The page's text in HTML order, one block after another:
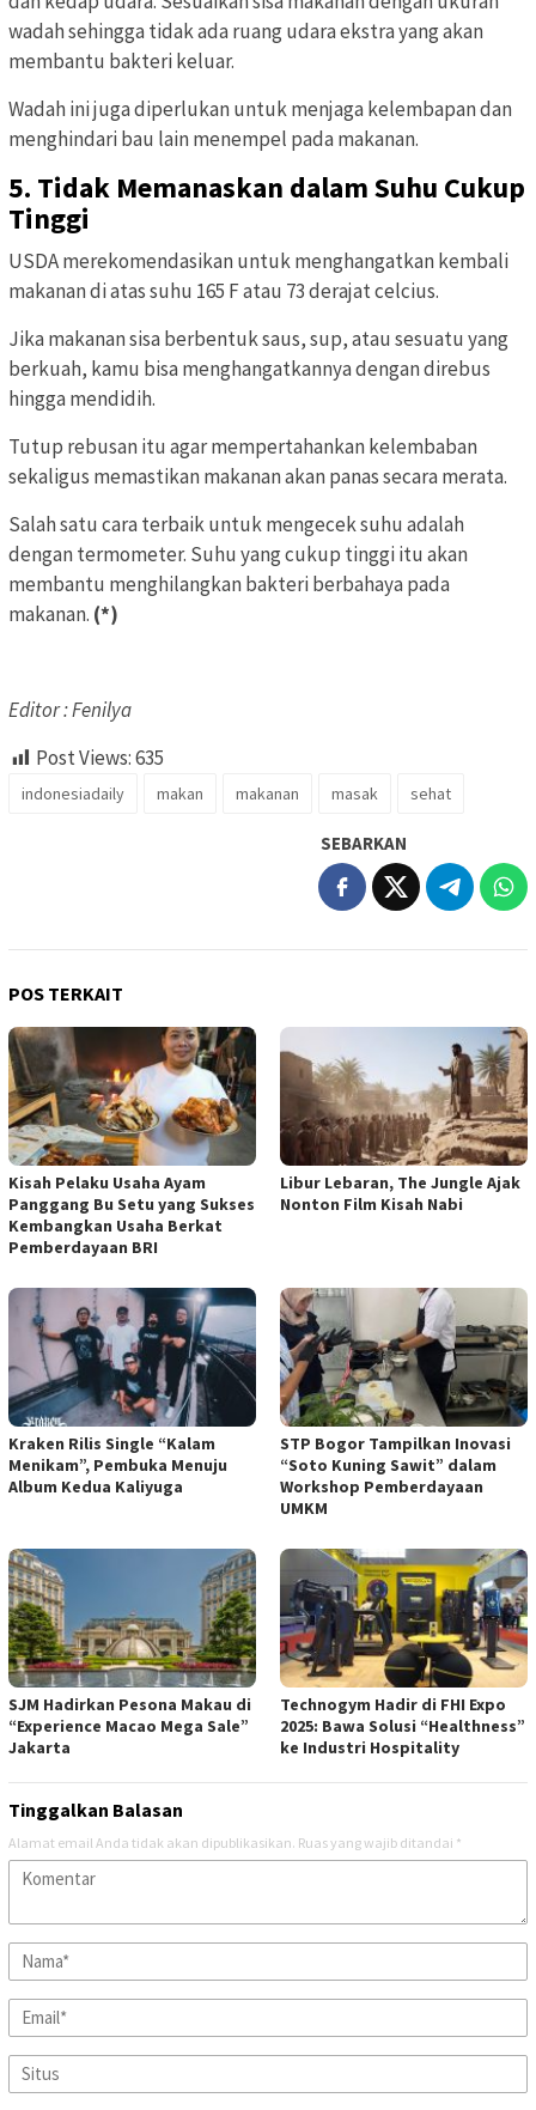
wadah sehingga tidak ada ruang udara ekstra yang akan
membantu bakteri keluar.
Wadah ini juga diperlukan untuk menjaga kelembapan dan
menghindari bau lain menempel pada makanan.
5. Tidak Memanaskan dalam Suhu Cukup
Tinggi
USDA merekomendasikan untuk menghangatkan kembali
makanan di atas suhu 165 F atau 73 derajat celcius.
Jika makanan sisa berbentuk saus, sup, atau sesuatu yang
berkuah, kamu bisa menghangatkannya dengan direbus
hingga mendidih.
Tutup rebusan itu agar mempertahankan kelembaban
sekaligus memastikan makanan akan panas secara merata.
Salah satu cara terbaik untuk mengecek suhu adalah
dengan termometer. Suhu yang cukup tinggi itu akan
membantu menghilangkan bakteri berbahaya pada
makanan. (*)
Editor : Fenilya
Post Views:635
indonesiadaily makan makanan masak sehat
SEBARKAN
POS TERKAIT
Kisah Pelaku Usaha Ayam
Panggang Bu Setu yang Sukses
Kembangkan Usaha Berkat
Pemberdayaan BRI
Libur Lebaran, The Jungle Ajak
Nonton Film Kisah Nabi
Kraken Rilis Single “Kalam
Menikam”, Pembuka Menuju
Album Kedua Kaliyuga
STP Bogor Tampilkan Inovasi
“Soto Kuning Sawit” dalam
Workshop Pemberdayaan
UMKM
SJM Hadirkan Pesona Makau di
“Experience Macao Mega Sale”
Jakarta
Technogym Hadir di FHI Expo
2025: Bawa Solusi “Healthness”
ke Industri Hospitality
Tinggalkan Balasan
Alamat email Anda tidak akan dipublikasikan. Ruas yang wajib ditandai *